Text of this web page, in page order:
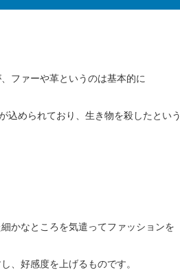
ファーや革というのは基本的に
込められており、生き物を殺したという
かなところを気遣ってファッションを
、好感度を上げるものです。